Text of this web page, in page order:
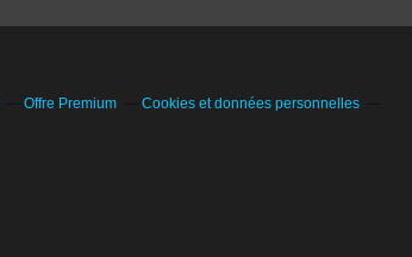
Offre Premium
Cookies et données personnelles